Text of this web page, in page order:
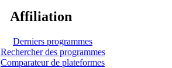
Affiliation
Derniers programmes
Rechercher des programmes
Comparateur de plateformes